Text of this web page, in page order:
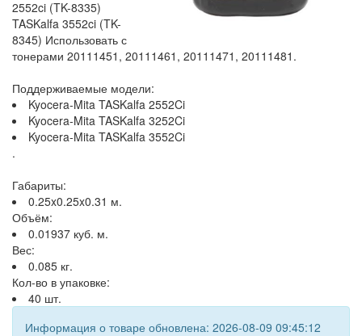
2552ci (TK-8335)
TASKalfa 3552ci (TK-
8345) Использовать с
тонерами 20111451, 20111461, 20111471, 20111481.
Поддерживаемые модели:
Kyocera-Mita TASKalfa 2552Ci
Kyocera-Mita TASKalfa 3252Ci
Kyocera-Mita TASKalfa 3552Ci
.
Габариты:
0.25x0.25x0.31 м.
Объём:
0.01937 куб. м.
Вес:
0.085 кг.
Кол-во в упаковке:
40 шт.
Информация о товаре обновлена: 2026-08-09 09:45:12